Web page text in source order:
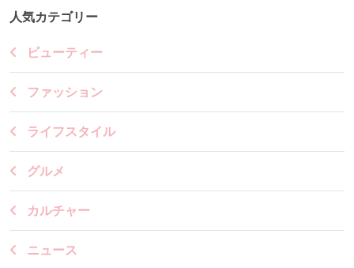
人気カテゴリー
ビューティー
ファッション
ライフスタイル
グルメ
カルチャー
ニュース